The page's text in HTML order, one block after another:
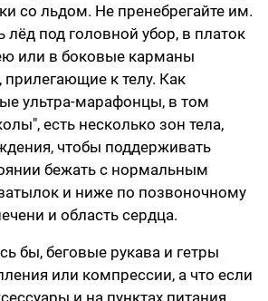
со льдом. Не пренебрегайте им.
под головной убор, в платок
или в боковые карманы
прилегающие к телу. Как
ультра-марафонцы, в том
есть несколько зон тела,
чтобы поддерживать
бежать с нормальным
и ниже по позвоночному
и область сердца.
бы, беговые рукава и гетры
или компрессии, а что если
и на пунктах питания